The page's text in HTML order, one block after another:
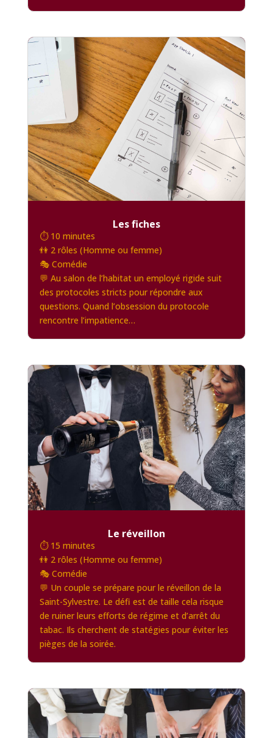
Les fiches
⏱️ 10 minutes
👫 2 rôles (Homme ou femme)
🎭 Comédie
💬 Au salon de l’habitat un employé rigide suit
des protocoles stricts pour répondre aux
questions. Quand l’obsession du protocole
rencontre l’impatience…
Le réveillon
⏱️ 15 minutes
👫 2 rôles (Homme ou femme)
🎭 Comédie
💬 Un couple se prépare pour le réveillon de la
Saint-Sylvestre. Le défi est de taille cela risque
de ruiner leurs efforts de régime et d’arrêt du
tabac. Ils cherchent de statégies pour éviter les
pièges de la soirée.